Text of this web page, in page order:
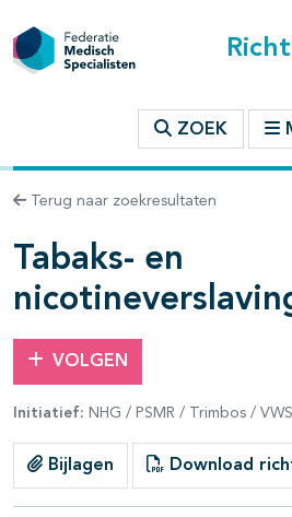
ZOEK
Terug naar zoekresultaten
Tabaks- en
VOLGEN
Initiatief: NHG / PSMR / Trimbos / VWS
Bijlagen Download
binnen deze richtlijn